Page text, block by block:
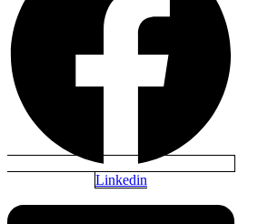
Linkedin